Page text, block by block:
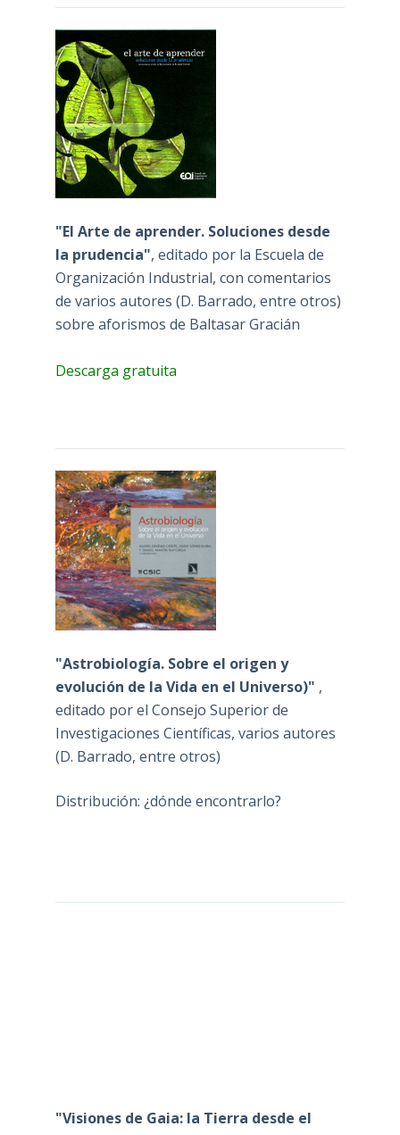
"El Arte de aprender. Soluciones desde
la prudencia", editado por la Escuela de
Organización Industrial, con comentarios
de varios autores (D. Barrado, entre otros)
sobre aforismos de Baltasar Gracián
Descarga gratuita
"Astrobiología. Sobre el origen y
evolución de la Vida en el Universo)" ,
editado por el Consejo Superior de
Investigaciones Científicas, varios autores
(D. Barrado, entre otros)
Distribución: ¿dónde encontrarlo?
"Visiones de Gaia: la Tierra desde el